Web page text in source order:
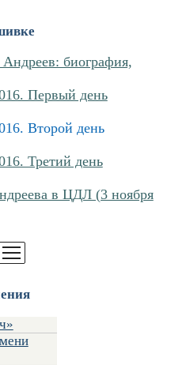
биография,
Первый день
Второй день
Третий день
в ЦДЛ (3 ноября